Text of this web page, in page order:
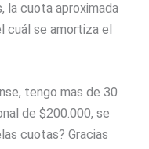
la cuota aproximada
cuál se amortiza el
tengo mas de 30
de $200.000, se
cuotas? Gracias